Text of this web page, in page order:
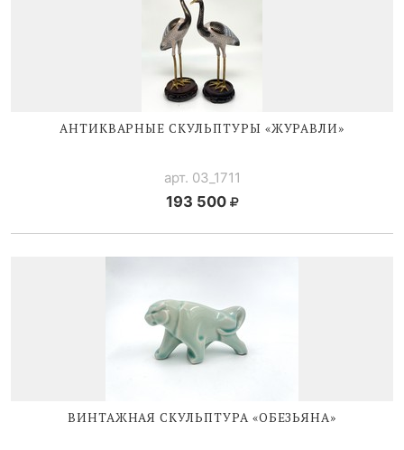
АНТИКВАРНЫЕ СКУЛЬПТУРЫ «ЖУРАВЛИ»
арт. 03_1711
193 500
ВИНТАЖНАЯ СКУЛЬПТУРА «ОБЕЗЬЯНА»